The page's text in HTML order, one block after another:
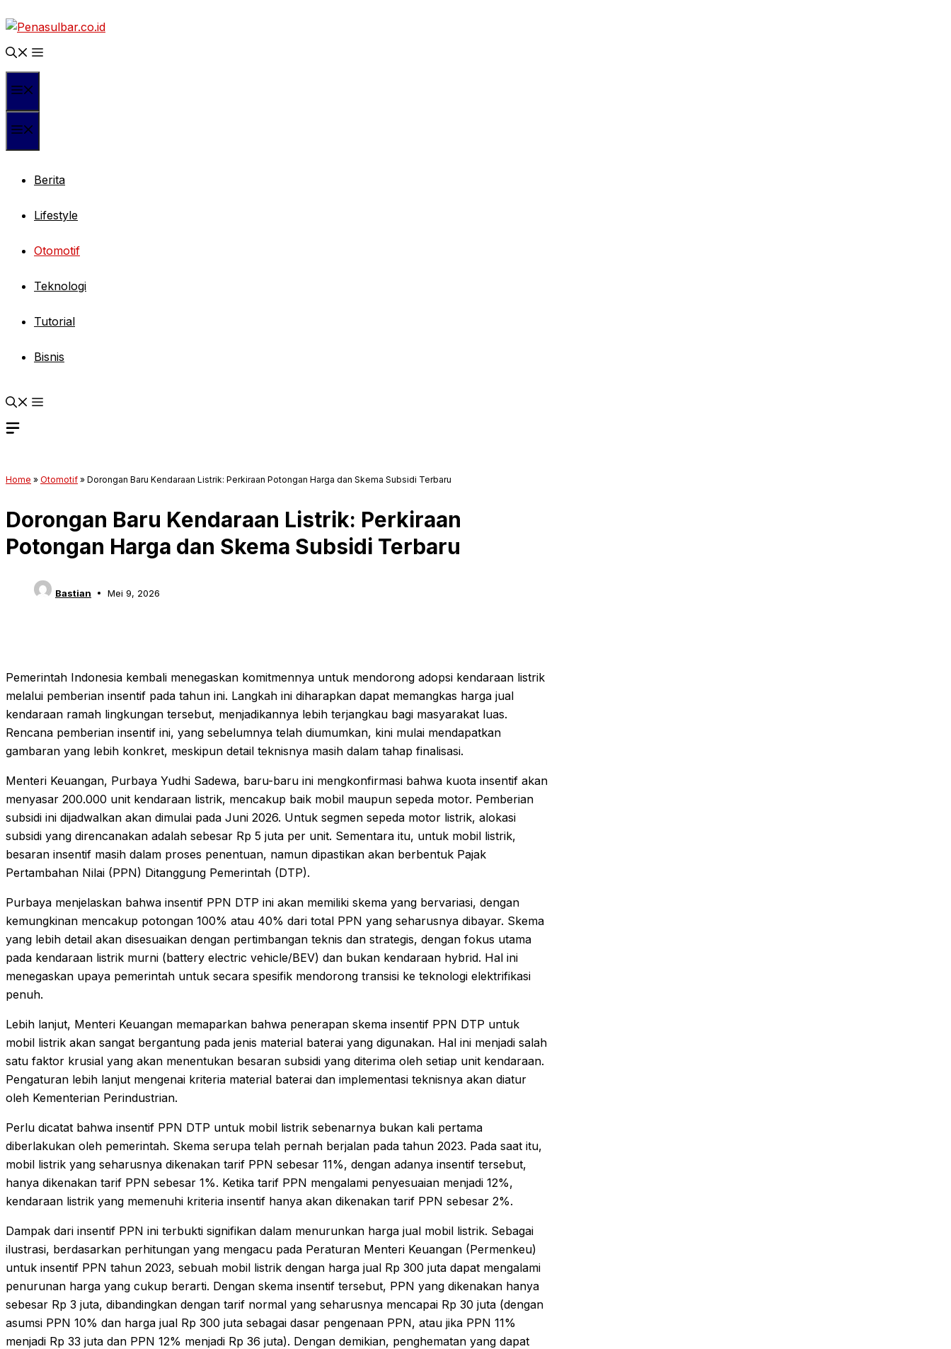
ke
isi
Berita
Lifestyle
Otomotif
Teknologi
Tutorial
Bisnis
Home » Otomotif » Dorongan Baru Kendaraan Listrik: Perkiraan Potongan Harga dan Skema Subsidi Terbaru
Dorongan Baru Kendaraan Listrik: Perkiraan
Potongan Harga dan Skema Subsidi Terbaru
Bastian Mei 9, 2026
Pemerintah Indonesia kembali menegaskan komitmennya untuk mendorong adopsi kendaraan listrik
melalui pemberian insentif pada tahun ini. Langkah ini diharapkan dapat memangkas harga jual
kendaraan ramah lingkungan tersebut, menjadikannya lebih terjangkau bagi masyarakat luas.
Rencana pemberian insentif ini, yang sebelumnya telah diumumkan, kini mulai mendapatkan
gambaran yang lebih konkret, meskipun detail teknisnya masih dalam tahap finalisasi.
Menteri Keuangan, Purbaya Yudhi Sadewa, baru-baru ini mengkonfirmasi bahwa kuota insentif akan
menyasar 200.000 unit kendaraan listrik, mencakup baik mobil maupun sepeda motor. Pemberian
subsidi ini dijadwalkan akan dimulai pada Juni 2026. Untuk segmen sepeda motor listrik, alokasi
subsidi yang direncanakan adalah sebesar Rp 5 juta per unit. Sementara itu, untuk mobil listrik,
besaran insentif masih dalam proses penentuan, namun dipastikan akan berbentuk Pajak
Pertambahan Nilai (PPN) Ditanggung Pemerintah (DTP).
Purbaya menjelaskan bahwa insentif PPN DTP ini akan memiliki skema yang bervariasi, dengan
kemungkinan mencakup potongan 100% atau 40% dari total PPN yang seharusnya dibayar. Skema
yang lebih detail akan disesuaikan dengan pertimbangan teknis dan strategis, dengan fokus utama
pada kendaraan listrik murni (battery electric vehicle/BEV) dan bukan kendaraan hybrid. Hal ini
menegaskan upaya pemerintah untuk secara spesifik mendorong transisi ke teknologi elektrifikasi
penuh.
Lebih lanjut, Menteri Keuangan memaparkan bahwa penerapan skema insentif PPN DTP untuk
mobil listrik akan sangat bergantung pada jenis material baterai yang digunakan. Hal ini menjadi salah
satu faktor krusial yang akan menentukan besaran subsidi yang diterima oleh setiap unit kendaraan.
Pengaturan lebih lanjut mengenai kriteria material baterai dan implementasi teknisnya akan diatur
oleh Kementerian Perindustrian.
Perlu dicatat bahwa insentif PPN DTP untuk mobil listrik sebenarnya bukan kali pertama
diberlakukan oleh pemerintah. Skema serupa telah pernah berjalan pada tahun 2023. Pada saat itu,
mobil listrik yang seharusnya dikenakan tarif PPN sebesar 11%, dengan adanya insentif tersebut,
hanya dikenakan tarif PPN sebesar 1%. Ketika tarif PPN mengalami penyesuaian menjadi 12%,
kendaraan listrik yang memenuhi kriteria insentif hanya akan dikenakan tarif PPN sebesar 2%.
Dampak dari insentif PPN ini terbukti signifikan dalam menurunkan harga jual mobil listrik. Sebagai
ilustrasi, berdasarkan perhitungan yang mengacu pada Peraturan Menteri Keuangan (Permenkeu)
untuk insentif PPN tahun 2023, sebuah mobil listrik dengan harga jual Rp 300 juta dapat mengalami
penurunan harga yang cukup berarti. Dengan skema insentif tersebut, PPN yang dikenakan hanya
sebesar Rp 3 juta, dibandingkan dengan tarif normal yang seharusnya mencapai Rp 30 juta (dengan
asumsi PPN 10% dan harga jual Rp 300 juta sebagai dasar pengenaan PPN, atau jika PPN 11%
menjadi Rp 33 juta dan PPN 12% menjadi Rp 36 juta). Dengan demikian, penghematan yang dapat